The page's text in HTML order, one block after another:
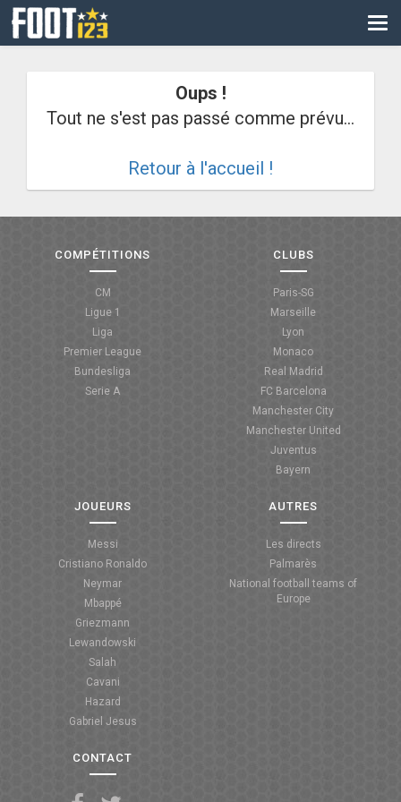
CM
COUPE DE FRANCE
COUPE DE LA LIGUE
Oups !
Tout ne s'est pas passé comme prévu...
Retour à l'accueil !
COMPÉTITIONS
CM
Ligue 1
Liga
Premier League
Bundesliga
Serie A
CLUBS
Paris-SG
Marseille
Lyon
Monaco
Real Madrid
FC Barcelona
Manchester City
Manchester United
Juventus
Bayern
JOUEURS
Messi
Cristiano Ronaldo
Neymar
Mbappé
Griezmann
Lewandowski
Salah
Cavani
Hazard
Gabriel Jesus
AUTRES
Les directs
Palmarès
National football teams of
Europe
CONTACT